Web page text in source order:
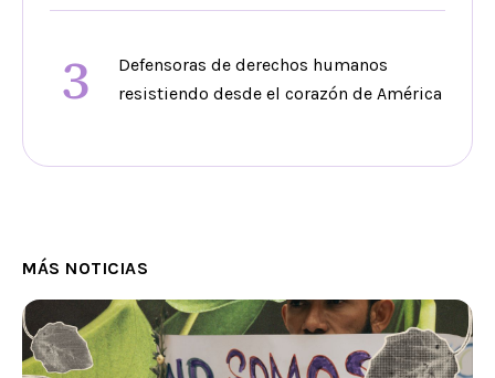
3
Defensoras de derechos humanos
resistiendo desde el corazón de América
MÁS NOTICIAS